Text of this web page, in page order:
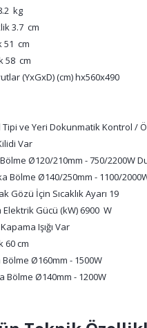
kg
3.7 cm
51 cm
58 cm
(YxGxD) (cm) hx560x490
ve Yeri Dokunmatik Kontrol /
Var
Ø120/210mm - 750/2200W
Bölme Ø140/250mm - 1100/
Gözü İçin Sıcaklık Ayarı 19
Elektrik Gücü (kW) 6900 W
Işığı Var
60 cm
Bölme Ø160mm - 1500W
Bölme Ø140mm - 1200W